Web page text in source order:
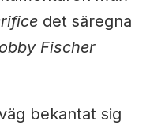
det säregna
Fischer
bekantat sig